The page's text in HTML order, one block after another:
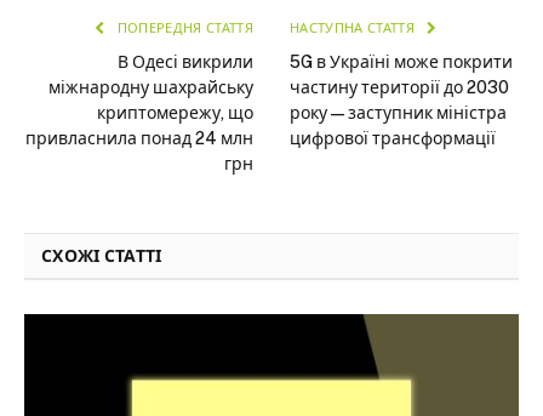
ПОПЕРЕДНЯ СТАТТЯ
В Одесі викрили
міжнародну шахрайську
криптомережу, що
привласнила понад 24 млн
грн
НАСТУПНА СТАТТЯ
5G в Україні може покрити
частину території до 2030
року — заступник міністра
цифрової трансформації
СХОЖІ СТАТТІ